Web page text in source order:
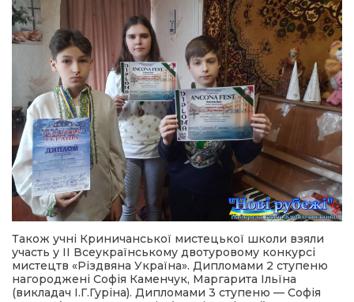
Також учні Криничанської мистецької школи взяли
участь у II Всеукраїнському двотуровому конкурсі
мистецтв «Різдвяна Україна». Дипломами 2 ступеню
нагороджені Софія Каменчук, Маргарита Ільїна
(викладач І.Г.Гуріна). Дипломами 3 ступеню — Софія